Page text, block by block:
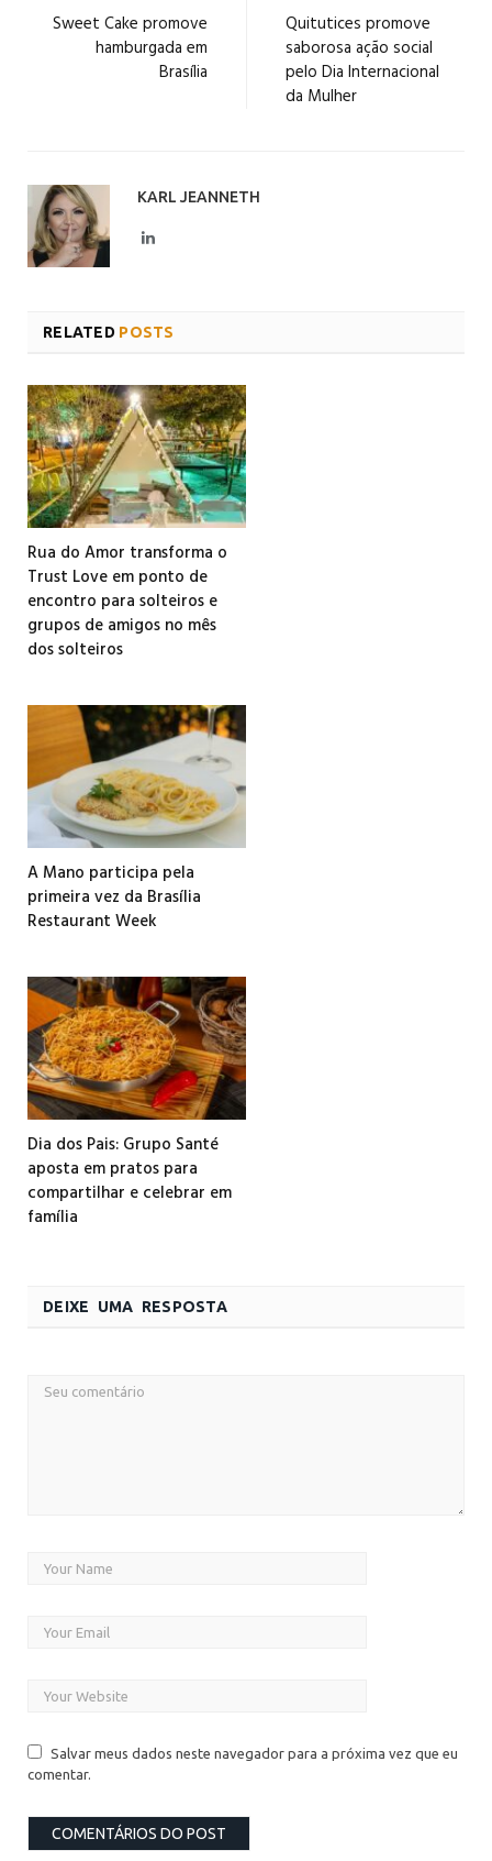
Sweet Cake promove
hamburgada em
Brasília
Quitutices promove
saborosa ação social
pelo Dia Internacional
da Mulher
KARL JEANNETH
LinkedIn
RELATED POSTS
Rua do Amor transforma o
Trust Love em ponto de
encontro para solteiros e
grupos de amigos no mês
dos solteiros
A Mano participa pela
primeira vez da Brasília
Restaurant Week
Dia dos Pais: Grupo Santé
aposta em pratos para
compartilhar e celebrar em
família
DEIXE UMA RESPOSTA
Salvar meus dados neste navegador para a próxima vez que eu
comentar.